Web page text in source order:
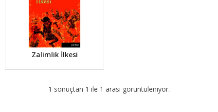
Zalimlik İlkesi
1 sonuçtan 1 ile 1 arası görüntüleniyor.